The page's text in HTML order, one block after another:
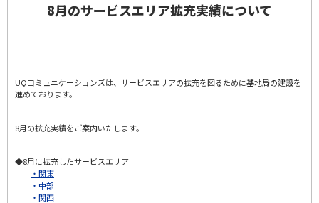
8月のサービスエリア拡充実績について
UQコミュニケーションズは、サービスエリアの拡充を図るために基地局の建設を
進めております。
8月の拡充実績をご案内いたします。
◆8月に拡充したサービスエリア
・関東
・中部
・関西